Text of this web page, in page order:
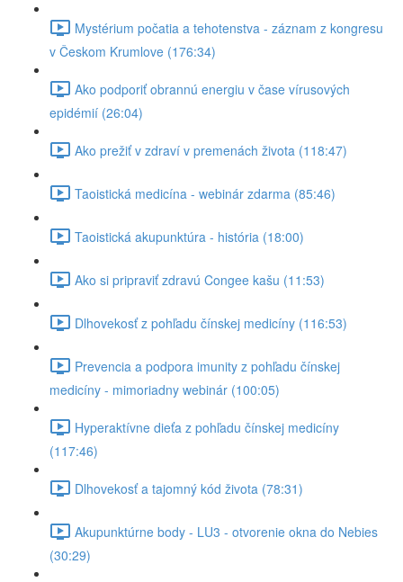
Mystérium počatia a tehotenstva - záznam z kongresu
v Českom Krumlove (176:34)
Ako podporiť obrannú energiu v čase vírusových
epidémií (26:04)
Ako prežiť v zdraví v premenách života (118:47)
Taoistická medicína - webinár zdarma (85:46)
Taoistická akupunktúra - história (18:00)
Ako si pripraviť zdravú Congee kašu (11:53)
Dlhovekosť z pohľadu čínskej medicíny (116:53)
Prevencia a podpora imunity z pohľadu čínskej
medicíny - mimoriadny webinár (100:05)
Hyperaktívne dieťa z pohľadu čínskej medicíny
(117:46)
Dlhovekosť a tajomný kód života (78:31)
Akupunktúrne body - LU3 - otvorenie okna do Nebies
(30:29)